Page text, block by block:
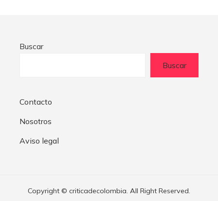
Buscar
Buscar
Contacto
Nosotros
Aviso legal
Copyright © criticadecolombia. All Right Reserved.